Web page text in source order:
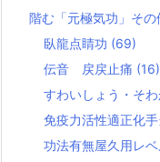
階む「元極気功」その
臥龍点睛功 (69)
伝音 戻戻止痛 (16)
すわいしょう・そ
免疫力活性適正化
功法有無屋久用レ